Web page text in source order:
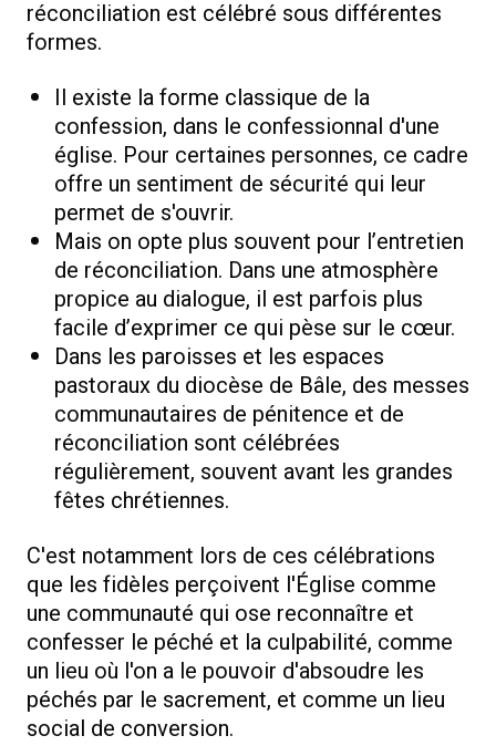
réconciliation est célébré sous différentes
formes.
Il existe la forme classique de la
confession, dans le confessionnal d'une
église. Pour certaines personnes, ce cadre
offre un sentiment de sécurité qui leur
permet de s'ouvrir.
Mais on opte plus souvent pour l’entretien
de réconciliation. Dans une atmosphère
propice au dialogue, il est parfois plus
facile d’exprimer ce qui pèse sur le cœur.
Dans les paroisses et les espaces
pastoraux du diocèse de Bâle, des messes
communautaires de pénitence et de
réconciliation sont célébrées
régulièrement, souvent avant les grandes
fêtes chrétiennes.
C'est notamment lors de ces célébrations
que les fidèles perçoivent l'Église comme
une communauté qui ose reconnaître et
confesser le péché et la culpabilité, comme
un lieu où l'on a le pouvoir d'absoudre les
péchés par le sacrement, et comme un lieu
social de conversion.